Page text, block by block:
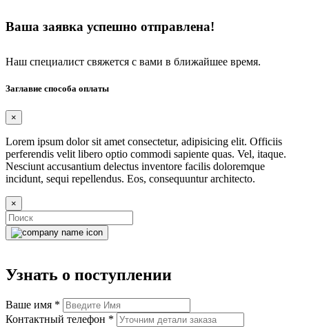
Ваша заявка успешно отправлена!
Наш специалист свяжется с вами в ближайшее время.
Заглавие способа оплаты
×
Lorem ipsum dolor sit amet consectetur, adipisicing elit. Officiis
perferendis velit libero optio commodi sapiente quas. Vel, itaque.
Nesciunt accusantium delectus inventore facilis doloremque
incidunt, sequi repellendus. Eos, consequuntur architecto.
×
Узнать о поступлении
Ваше имя *
Контактный телефон *